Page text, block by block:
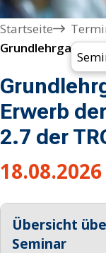
Startseite
Erwerb
2.7 der
Übersicht
Seminar